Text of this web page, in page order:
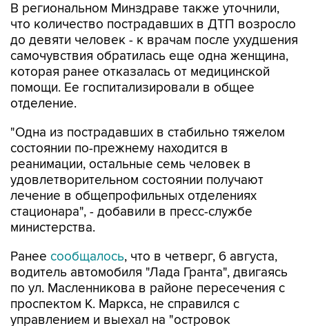
В региональном Минздраве также уточнили,
что количество пострадавших в ДТП возросло
до девяти человек - к врачам после ухудшения
самочувствия обратилась еще одна женщина,
которая ранее отказалась от медицинской
помощи. Ее госпитализировали в общее
отделение.
"Одна из пострадавших в стабильно тяжелом
состоянии по-прежнему находится в
реанимации, остальные семь человек в
удовлетворительном состоянии получают
лечение в общепрофильных отделениях
стационара", - добавили в пресс-службе
министерства.
Ранее сообщалось, что в четверг, 6 августа,
водитель автомобиля "Лада Гранта", двигаясь
по ул. Масленникова в районе пересечения с
проспектом К. Маркса, не справился с
управлением и выехал на "островок